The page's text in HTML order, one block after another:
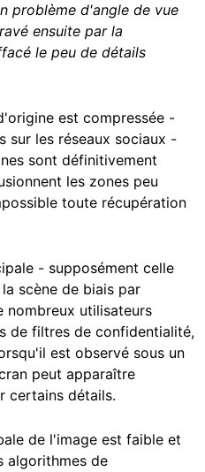
problème d'angle de vue
ensuite par la
le peu de détails
est compressée -
sur les réseaux sociaux -
sont définitivement
les zones peu
toute récupération
- supposément celle
scène de biais par
nombreux utilisateurs
de filtres de confidentialité,
est observé sous un
peut apparaître
certains détails.
de l'image est faible et
algorithmes de